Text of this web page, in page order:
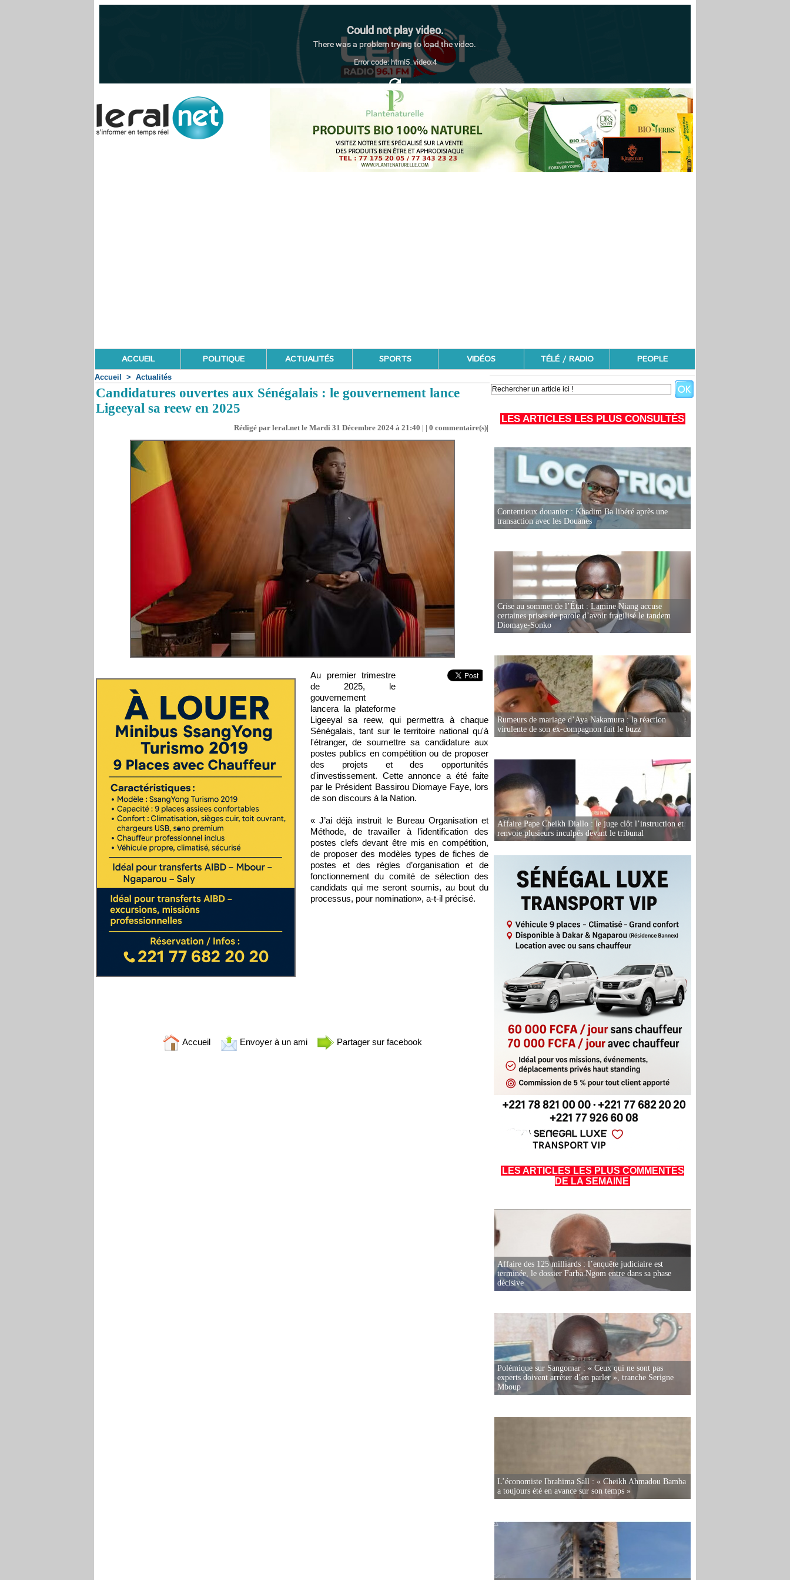
ACCUEIL POLITIQUE ACTUALITÉS SPORTS VIDÉOS TÉLÉ / RADIO PEOPLE
Accueil > Actualités
Candidatures ouvertes aux Sénégalais : le gouvernement lance
Ligeeyal sa reew en 2025
Rédigé par leral.net le Mardi 31 Décembre 2024 à 21:40 | | 0 commentaire(s)|
Au premier trimestre
de 2025, le
gouvernement
lancera la plateforme
Ligeeyal sa reew, qui permettra à chaque
Sénégalais, tant sur le territoire national qu'à
l'étranger, de soumettre sa candidature aux
postes publics en compétition ou de proposer
des projets et des opportunités
d'investissement. Cette annonce a été faite
par le Président Bassirou Diomaye Faye, lors
de son discours à la Nation.
« J’ai déjà instruit le Bureau Organisation et
Méthode, de travailler à l’identification des
postes clefs devant être mis en compétition,
de proposer des modèles types de fiches de
postes et des règles d’organisation et de
fonctionnement du comité de sélection des
candidats qui me seront soumis, au bout du
processus, pour nomination», a-t-il précisé.
Accueil Envoyer à un ami Partager sur facebook
LES ARTICLES LES PLUS CONSULTÉS
Contentieux douanier : Khadim Ba libéré après une
transaction avec les Douanes
Crise au sommet de l’État : Lamine Niang accuse
certaines prises de parole d’avoir fragilisé le tandem
Diomaye-Sonko
Rumeurs de mariage d’Aya Nakamura : la réaction
virulente de son ex-compagnon fait le buzz
Affaire Pape Cheikh Diallo : le juge clôt l’instruction et
renvoie plusieurs inculpés devant le tribunal
LES ARTICLES LES PLUS COMMENTÉS
DE LA SEMAINE
Affaire des 125 milliards : l’enquête judiciaire est
terminée, le dossier Farba Ngom entre dans sa phase
décisive
Polémique sur Sangomar : « Ceux qui ne sont pas
experts doivent arrêter d’en parler », tranche Serigne
Mboup
L’économiste Ibrahima Sall : « Cheikh Ahmadou Bamba
a toujours été en avance sur son temps »